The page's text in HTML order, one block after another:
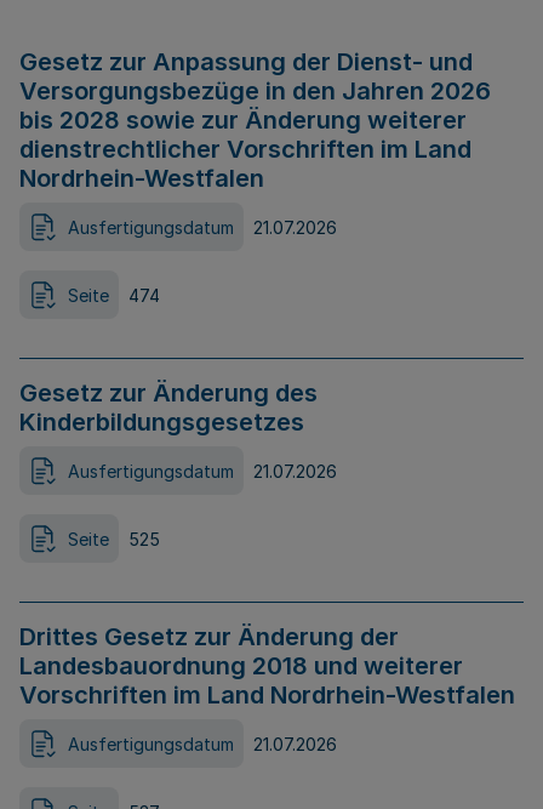
Gesetz zur Anpassung der Dienst- und
Versorgungsbezüge in den Jahren 2026
bis 2028 sowie zur Änderung weiterer
dienstrechtlicher Vorschriften im Land
Nordrhein-Westfalen
Ausfertigungsdatum 21.07.2026
Seite 474
Gesetz zur Änderung des
Kinderbildungsgesetzes
Ausfertigungsdatum 21.07.2026
Seite 525
Drittes Gesetz zur Änderung der
Landesbauordnung 2018 und weiterer
Vorschriften im Land Nordrhein-Westfalen
Ausfertigungsdatum 21.07.2026